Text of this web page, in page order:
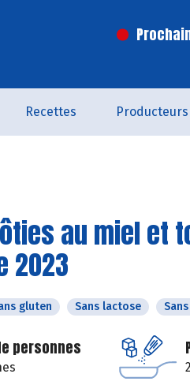
Recettes Producteurs
au miel et
2023
gluten Sans lactose
personnes